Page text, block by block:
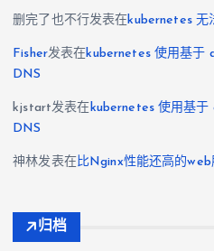
删完了也不行发表在kubernetes 无
Fisher发表在 kubernetes 使用基于
DNS
kjstart发表在 kubernetes 使用基于
DNS
神林发表在 比Nginx性能还高的
归档